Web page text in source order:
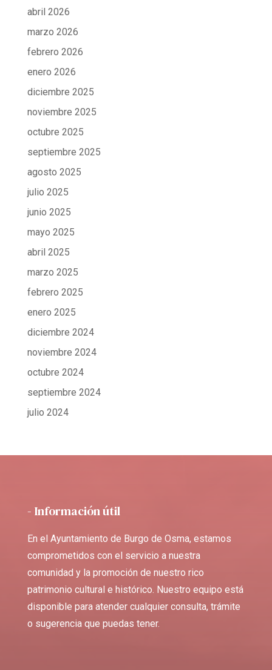
abril 2026
marzo 2026
febrero 2026
enero 2026
diciembre 2025
noviembre 2025
octubre 2025
septiembre 2025
agosto 2025
julio 2025
junio 2025
mayo 2025
abril 2025
marzo 2025
febrero 2025
enero 2025
diciembre 2024
noviembre 2024
octubre 2024
septiembre 2024
julio 2024
- Información útil
En el Ayuntamiento de Burgo de Osma, estamos
comprometidos con el servicio a nuestra
comunidad y la promoción de nuestro rico
patrimonio cultural e histórico. Nuestro equipo está
disponible para atender cualquier consulta, trámite
o sugerencia que puedas tener.